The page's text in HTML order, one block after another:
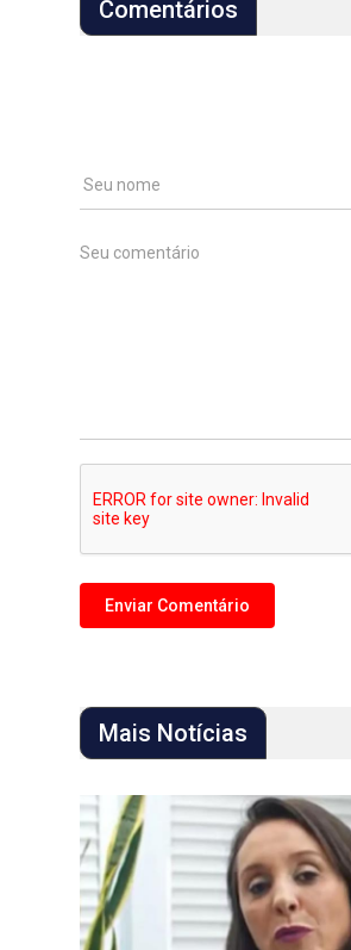
Comentários
Mais Notícias